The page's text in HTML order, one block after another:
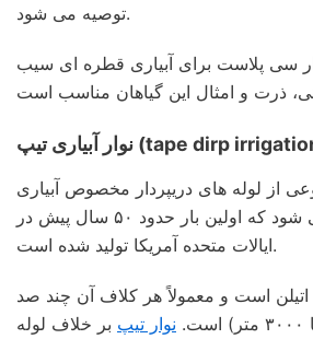
توصیه می شود.
سی پلاست برای آبیاری قطره ای سیب
ذرت و امثال این گیاهان مناسب است
از لوله های دریپردار مخصوص آبیاری
قطره ای محسوب می شود که اولین بار حدود ۵۰ سال پیش در
ایالات متحده آمریکا تولید شده است.
است و معمولاً هر کلاف آن چند صد
نوار تیپ بر خلاف لوله